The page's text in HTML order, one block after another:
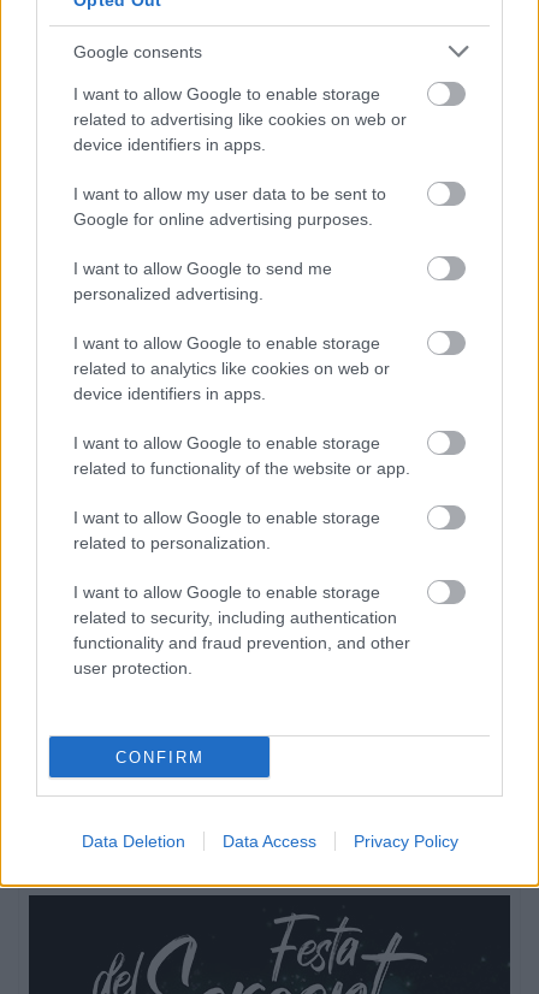
Google consents
I want to allow Google to enable storage
related to advertising like cookies on web or
device identifiers in apps.
I want to allow my user data to be sent to
Google for online advertising purposes.
I want to allow Google to send me
personalized advertising.
I want to allow Google to enable storage
related to analytics like cookies on web or
device identifiers in apps.
I want to allow Google to enable storage
related to functionality of the website or app.
I want to allow Google to enable storage
related to personalization.
I want to allow Google to enable storage
related to security, including authentication
functionality and fraud prevention, and other
user protection.
CONFIRM
Data Deletion Data Access Privacy Policy